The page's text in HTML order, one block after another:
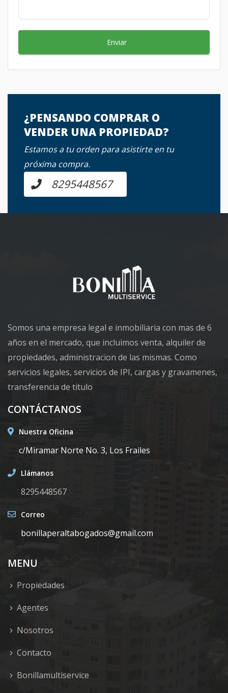
Enviar
¿PENSANDO COMPRAR O
VENDER UNA PROPIEDAD?
Estamos a tu orden para asistirte en tu
próxima compra.
8295448567
Somos una empresa legal e inmobiliaria con mas de 6
años en el mercado, que incluimos venta, alquiler de
propiedades, administracion de las mismas. Como
servicios legales, servicios de IPI, cargas y gravamenes,
transferencia de titulo
CONTÁCTANOS
Nuestra Oficina
c/Miramar Norte No. 3, Los Frailes
Llámanos
8295448567
Correo
bonillaperaltabogados@gmail.com
MENU
Propiedades
Agentes
Nosotros
Contacto
Bonillamultiservice